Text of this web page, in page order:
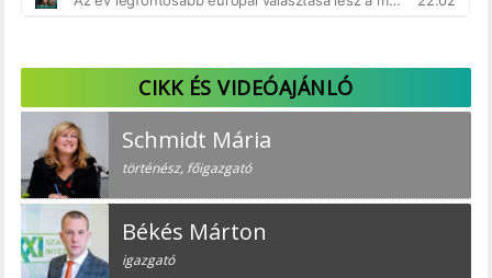
CIKK ÉS VIDEÓAJÁNLÓ
Schmidt Mária
történész, főigazgató
Békés Márton
igazgató